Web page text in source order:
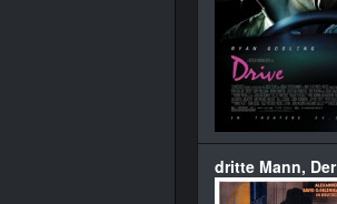
dritte Mann, Der